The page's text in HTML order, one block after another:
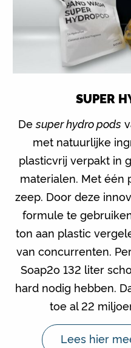
SUPER
Desuper hydro pods
met natuurlijke
plasticvrij verpakt in
materialen. Met één
zeep. Door deze
formule te
ton aan plastic
van concurrenten.
Soap2o 132 liter
hard nodig hebben.
toe al 22
Lees hier